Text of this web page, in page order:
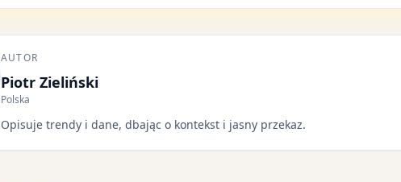
AUTOR
Piotr Zieliński
Polska
Opisuje trendy i dane, dbając o kontekst i jasny przekaz.